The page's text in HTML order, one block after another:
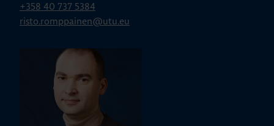
+358 40 737 5384
risto.romppainen@utu.eu